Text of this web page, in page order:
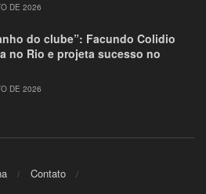
DE 2026
do clube”: Facundo Colidio
no Rio e projeta sucesso no
DE 2026
Contato